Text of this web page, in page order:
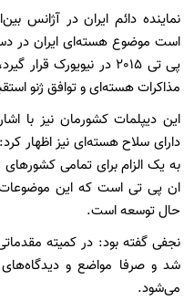
نماینده دائم ایران در آژانس
است موضوع هسته‌ای ایران در
پی تی 2015 در نیویورک
مذاکرات هسته‌ای و توافق ژنو
این دیپلمات کشورمان نیز با
دارای سلاح هسته‌ای نیز اظهار
به یک الزام برای تمامی
ان پی تی است که این موضوعات
حال توسعه است.
نجفی گفته بود: در کمیته
شد و صرفا مواضع و دیدگاه‌های
می‌شود.